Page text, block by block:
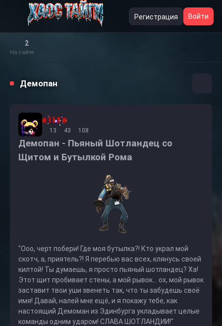
Регистрация Войти
2
На сайте
Демопан
e l I t e
13 43 108
Демопан - Пьяный Шотландец со
Щитом и Бутылкой Рома
"Ооо, черт побери! Где моя бутылка?! Кто украл мой
скотч, а, приятель?! Я перебью вас всех, клянусь своей
килтой! Ты думаешь, я просто пьяный шотландец? Ха!
Этот щит пробивает стены, а мой рывок... ох, мой рывок
заставит твои уши звенеть так, что ты забудешь своё
имя! Давай, налей мне ещё, и я покажу тебе, как
настоящий Демоман из Эдинбурга укладывает целые
команды одним ударом! СЛАВА ШОТЛАНДИИ!"